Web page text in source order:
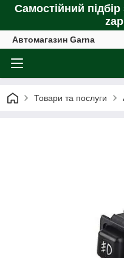
Самостійний
Автомагазин Garna
Товари та послуги